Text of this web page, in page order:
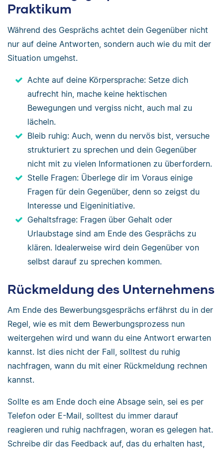
Praktikum
Während des Gesprächs achtet dein Gegenüber nicht
nur auf deine Antworten, sondern auch wie du mit der
Situation umgehst.
Achte auf deine Körpersprache: Setze dich
aufrecht hin, mache keine hektischen
Bewegungen und vergiss nicht, auch mal zu
lächeln.
Bleib ruhig: Auch, wenn du nervös bist, versuche
strukturiert zu sprechen und dein Gegenüber
nicht mit zu vielen Informationen zu überfordern.
Stelle Fragen: Überlege dir im Voraus einige
Fragen für dein Gegenüber, denn so zeigst du
Interesse und Eigeninitiative.
Gehaltsfrage: Fragen über Gehalt oder
Urlaubstage sind am Ende des Gesprächs zu
klären. Idealerweise wird dein Gegenüber von
selbst darauf zu sprechen kommen.
Rückmeldung des Unternehmens
Am Ende des Bewerbungsgesprächs erfährst du in der
Regel, wie es mit dem Bewerbungsprozess nun
weitergehen wird und wann du eine Antwort erwarten
kannst. Ist dies nicht der Fall, solltest du ruhig
nachfragen, wann du mit einer Rückmeldung rechnen
kannst.
Sollte es am Ende doch eine Absage sein, sei es per
Telefon oder E-Mail, solltest du immer darauf
reagieren und ruhig nachfragen, woran es gelegen hat.
Schreibe dir das Feedback auf, das du erhalten hast,